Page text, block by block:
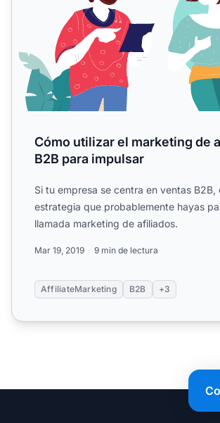
Cómo utilizar el marketing de
B2B para impulsar
Si tu empresa se centra en ventas B2B,
estrategia que probablemente hayas
llamada marketing de afiliados.
Mar 19, 2019 9 min de lectura
AffiliateMarketing B2B +3